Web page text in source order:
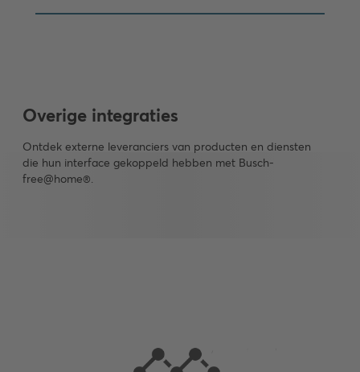
Overige integraties
Ontdek externe leveranciers van producten en diensten
die hun interface gekoppeld hebben met Busch-
free@home®.